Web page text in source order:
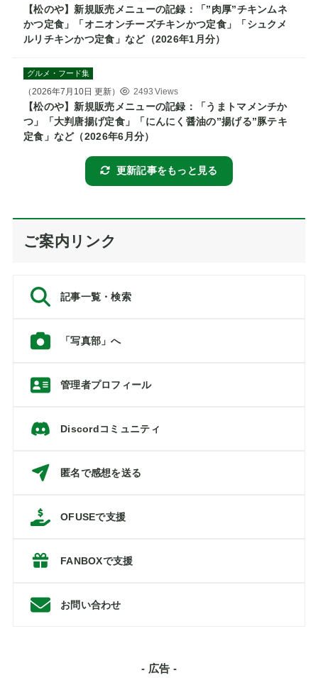
【松のや】新規販売メニューの記録：「”肉厚”チキンムネ
かつ定食」「オニオンチーズチキンかつ定食」「シュクメ
ルリチキンかつ定食」など（2026年1月分）
グルメ・フード集
（2026年7月10日 更新） 2493 Views
【松のや】新規販売メニューの記録：「うまトマメンチか
つ」「大判唐揚げ定食」「にんにく醤油の”揚げる”豚テキ
定食」など（2026年6月分）
更新記事をもっと見る
ご案内リンク
記事一覧・検索
「写真部」へ
管理者プロフィール
Discordコミュニティ
匿名で感想を送る
OFUSEで支援
FANBOXで支援
お問い合わせ
- 広告 -